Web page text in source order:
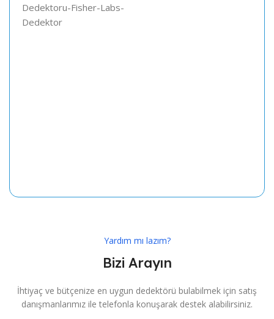
Yardım mı lazım?
Bizi Arayın
İhtiyaç ve bütçenize en uygun dedektörü bulabilmek için satış
danışmanlarımız ile telefonla konuşarak destek alabilirsiniz.